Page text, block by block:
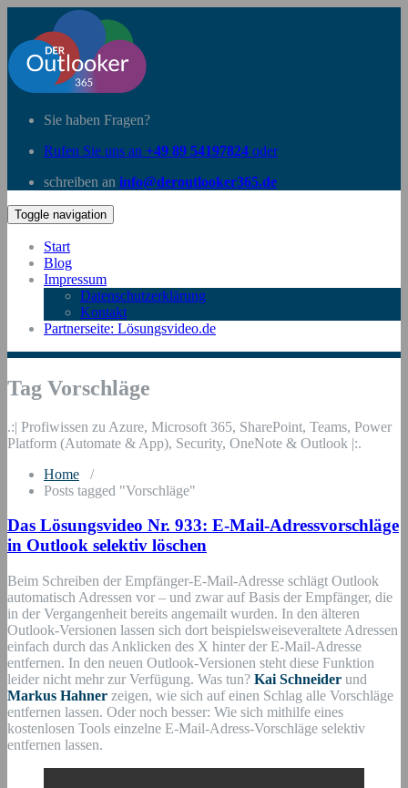
Sie haben Fragen?
Rufen Sie uns an +49 89 54197824 oder
schreiben an info@deroutlooker365.de
Toggle navigation
Start
Blog
Impressum
Datenschutzerklärung
Kontakt
Partnerseite: Lösungsvideo.de
Tag Vorschläge
.:| Profiwissen zu Azure, Microsoft 365, SharePoint, Teams, Power
Platform (Automate & App), Security, OneNote & Outlook |:.
Home /
Posts tagged "Vorschläge"
Das Lösungsvideo Nr. 933: E-Mail-Adressvorschläge
in Outlook selektiv löschen
Beim Schreiben der Empfänger-E-Mail-Adresse schlägt Outlook
automatisch Adressen vor – und zwar auf Basis der Empfänger, die
in der Vergangenheit bereits angemailt wurden. In den älteren
Outlook-Versionen lassen sich dort beispielsweiseveraltete Adressen
einfach durch das Anklicken des X hinter der E-Mail-Adresse
entfernen. In den neuen Outlook-Versionen steht diese Funktion
leider nicht mehr zur Verfügung. Was tun? Kai Schneider und
Markus Hahner zeigen, wie sich auf einen Schlag alle Vorschläge
entfernen lassen. Oder noch besser: Wie sich mithilfe eines
kostenlosen Tools einzelne E-Mail-Adress-Vorschläge selektiv
entfernen lassen.